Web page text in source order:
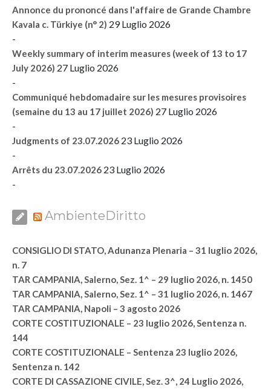
Annonce du prononcé dans l'affaire de Grande Chambre
Kavala c. Türkiye (n° 2) 29 Luglio 2026
-
Weekly summary of interim measures (week of 13 to 17
July 2026) 27 Luglio 2026
-
Communiqué hebdomadaire sur les mesures provisoires
(semaine du 13 au 17 juillet 2026) 27 Luglio 2026
-
Judgments of 23.07.2026 23 Luglio 2026
-
Arrêts du 23.07.2026 23 Luglio 2026
-
AmbienteDiritto
CONSIGLIO DI STATO, Adunanza Plenaria – 31 luglio 2026,
n. 7
TAR CAMPANIA, Salerno, Sez. 1^ – 29 luglio 2026, n. 1450
TAR CAMPANIA, Salerno, Sez. 1^ – 31 luglio 2026, n. 1467
TAR CAMPANIA, Napoli – 3 agosto 2026
CORTE COSTITUZIONALE – 23 luglio 2026, Sentenza n.
144
CORTE COSTITUZIONALE – Sentenza 23 luglio 2026,
Sentenza n. 142
CORTE DI CASSAZIONE CIVILE, Sez. 3^, 24 Luglio 2026,